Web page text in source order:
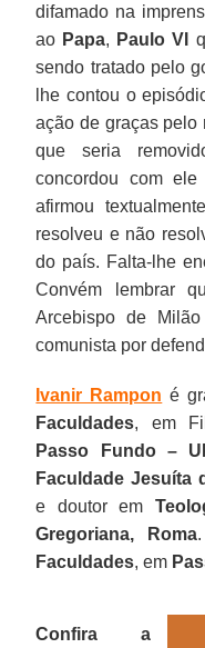
difamado na
ao Papa, Paulo VI
sendo tratado pelo
lhe contou o
ação de graças pelo
que seria
concordou com
afirmou
resolveu e não
do país. Falta-lhe
Convém lembrar
Arcebispo de
comunista por
Ivanir Rampon é
Faculdades, em
Passo Fundo –
Faculdade Jesuíta
e doutor em
Gregoriana, Roma
Faculdades, em
Confira a